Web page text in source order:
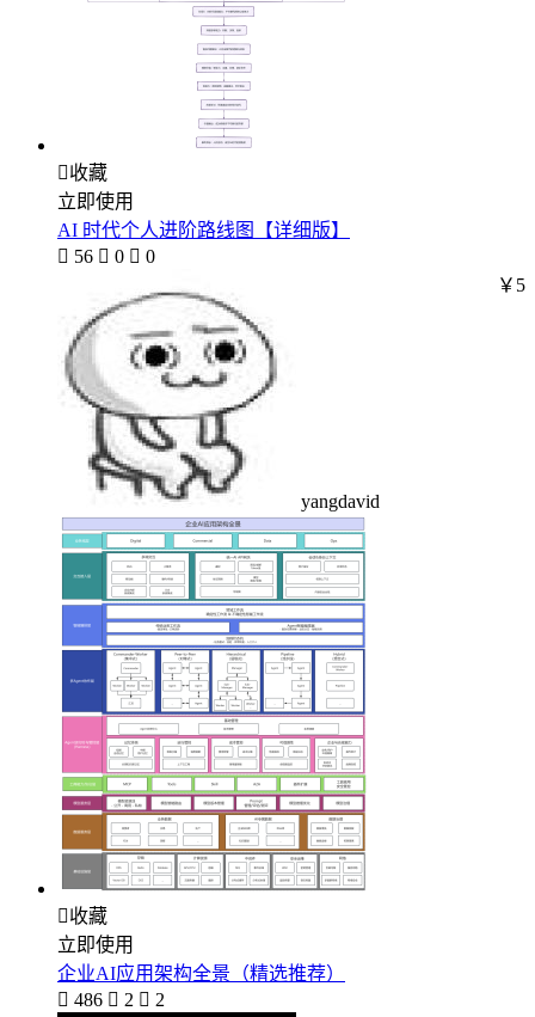
收藏
立即使用
AI 时代个人进阶路线图【详细版】
 56  0  0
yangdavid
￥5
收藏
立即使用
企业AI应用架构全景（精选推荐）
 486  2  2